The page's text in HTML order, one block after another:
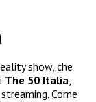
show, che
The 50 Italia,
Come